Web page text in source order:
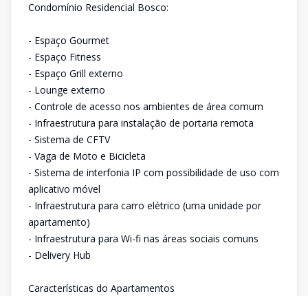
Condomínio Residencial Bosco:
- Espaço Gourmet
- Espaço Fitness
- Espaço Grill externo
- Lounge externo
- Controle de acesso nos ambientes de área comum
- Infraestrutura para instalação de portaria remota
- Sistema de CFTV
- Vaga de Moto e Bicicleta
- Sistema de interfonia IP com possibilidade de uso com
aplicativo móvel
- Infraestrutura para carro elétrico (uma unidade por
apartamento)
- Infraestrutura para Wi-fi nas áreas sociais comuns
- Delivery Hub
Características do Apartamentos